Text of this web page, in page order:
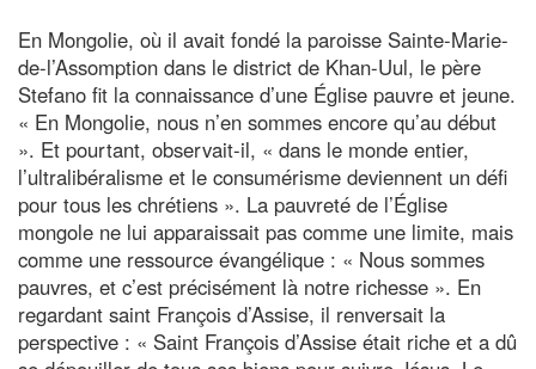
En Mongolie, où il avait fondé la paroisse Sainte-Marie-
de-l’Assomption dans le district de Khan-Uul, le père
Stefano fit la connaissance d’une Église pauvre et jeune.
« En Mongolie, nous n’en sommes encore qu’au début
». Et pourtant, observait-il, « dans le monde entier,
l’ultralibéralisme et le consumérisme deviennent un défi
pour tous les chrétiens ». La pauvreté de l’Église
mongole ne lui apparaissait pas comme une limite, mais
comme une ressource évangélique : « Nous sommes
pauvres, et c’est précisément là notre richesse ». En
regardant saint François d’Assise, il renversait la
perspective : « Saint François d’Assise était riche et a dû